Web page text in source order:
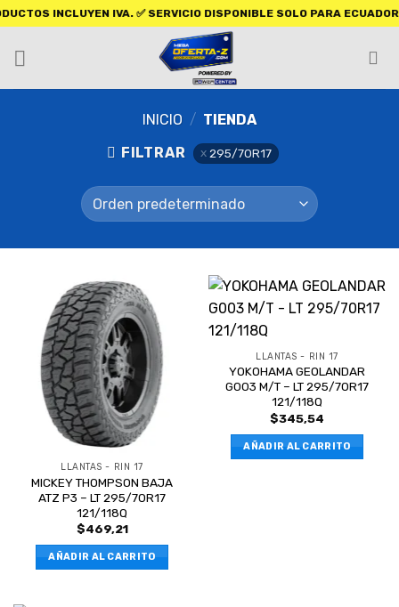
INCLUYEN IVA. ✅ SERVICIO DISPONIBLE SOLO PARA ECUADOR.
INICIO / TIENDA
FILTRAR
295/70R17
LLANTAS - RIN 17
MICKEY THOMPSON BAJA
ATZ P3 – LT 295/70R17
121/118Q
$469,21
AÑADIR AL CARRITO
LLANTAS - RIN 17
YOKOHAMA GEOLANDAR
G003 M/T – LT 295/70R17
121/118Q
$345,54
AÑADIR AL CARRITO